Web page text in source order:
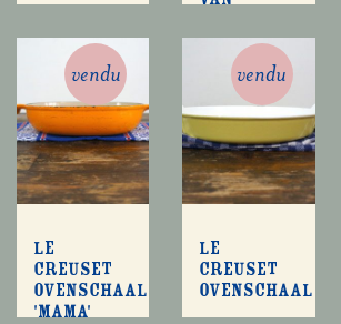
Le
Creuset
ovenschaal
'Mama'
vendu
Le
Creuset
ovenschaal
vendu